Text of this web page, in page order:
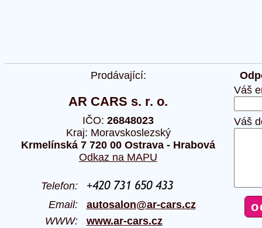
Prodávající:
AR CARS s. r. o.
IČO: 26848023
Kraj: Moravskoslezský
Krmelínská 7 720 00 Ostrava - Hrabová
Odkaz na MAPU
Telefon:
Email: autosalon@ar-cars.cz
WWW: www.ar-cars.cz
Váš
Váš